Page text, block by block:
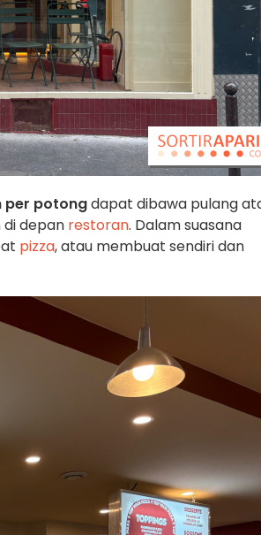
per potongdapat dibawa pulang
depan restoran. Dalam suasana
pizza, atau membuat sendiri dan